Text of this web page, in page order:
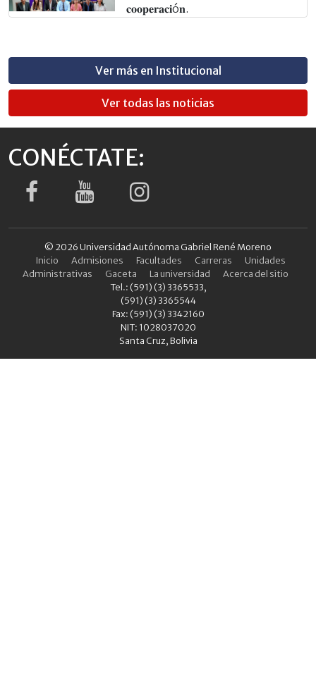
𝐜𝐨𝐨𝐩𝐞𝐫𝐚𝐜𝐢ó𝐧.
Ver más en Institucional
Ver todas las noticias
CONÉCTATE:
© 2026 Universidad Autónoma Gabriel René Moreno
Inicio
Admisiones Facultades Carreras
Unidades
Administrativas
Gaceta La universidad
Acerca del sitio
Tel.: (591) (3) 3365533,
(591) (3) 3365544
Fax: (591) (3) 3342160
NIT: 1028037020
Santa Cruz, Bolivia